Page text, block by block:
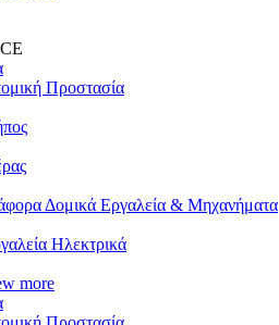
Προστασία
Δομικά Εργαλεία & Μηχανήματα
Ηλεκτρικά
more